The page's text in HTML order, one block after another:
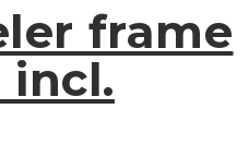
frame
incl.